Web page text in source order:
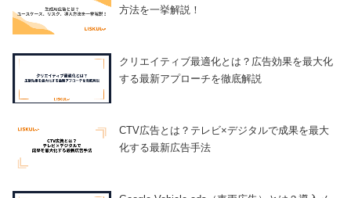
方法を一挙解説！
クリエイティブ最適化とは？広告効果を最大化
する最新アプローチを徹底解説
CTV広告とは？テレビ×デジタルで成果を最大
化する最新広告手法